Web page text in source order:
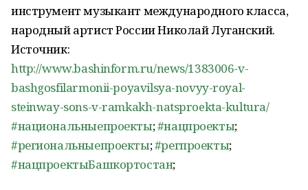
инструмент музыкант международного класса,
народный артист России Николай Луганский.
Источник:
http://www.bashinform.ru/news/1383006-v-
bashgosfilarmonii-poyavilsya-novyy-royal-
steinway-sons-v-ramkakh-natsproekta-kultura/
#национальныепроекты;#нацпроекты;
#региональныепроекты;#регпроекты;
#нацпроектыБашкортостан;